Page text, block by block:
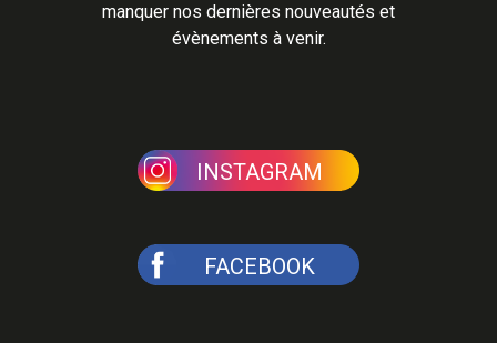
manquer nos dernières nouveautés et
évènements à venir.
INSTAGRAM
FACEBOOK